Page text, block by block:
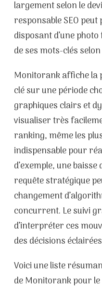
largement selon le
responsable SEO
disposant d’une
de ses mots-clés
Monitorank affiche la
clé sur une période
graphiques clairs et
visualiser très
ranking, même les
indispensable pour
d’exemple, une
requête stratégique
changement
concurrent. Le suivi
d’interpréter ces
des décisions
Voici une liste
de Monitorank pour le